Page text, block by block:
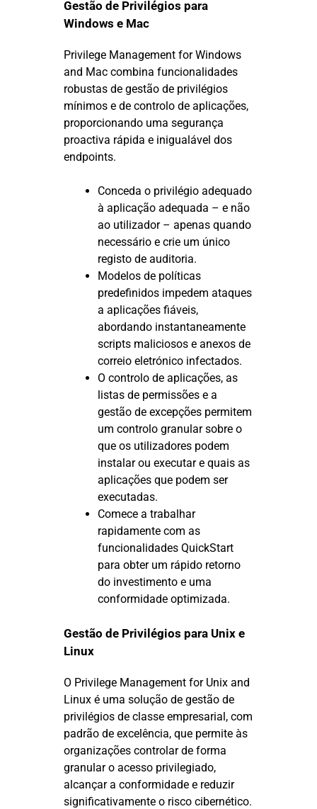
Gestão de Privilégios para
Windows e Mac
Privilege Management for Windows
and Mac combina funcionalidades
robustas de gestão de privilégios
mínimos e de controlo de aplicações,
proporcionando uma segurança
proactiva rápida e inigualável dos
endpoints.
Conceda o privilégio adequado
à aplicação adequada – e não
ao utilizador – apenas quando
necessário e crie um único
registo de auditoria.
Modelos de políticas
predefinidos impedem ataques
a aplicações fiáveis,
abordando instantaneamente
scripts maliciosos e anexos de
correio eletrónico infectados.
O controlo de aplicações, as
listas de permissões e a
gestão de excepções permitem
um controlo granular sobre o
que os utilizadores podem
instalar ou executar e quais as
aplicações que podem ser
executadas.
Comece a trabalhar
rapidamente com as
funcionalidades QuickStart
para obter um rápido retorno
do investimento e uma
conformidade optimizada.
Gestão de Privilégios para Unix e
Linux
O Privilege Management for Unix and
Linux é uma solução de gestão de
privilégios de classe empresarial, com
padrão de excelência, que permite às
organizações controlar de forma
granular o acesso privilegiado,
alcançar a conformidade e reduzir
significativamente o risco cibernético.